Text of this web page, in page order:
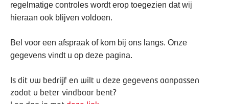
regelmatige controles wordt erop toegezien dat wij
hieraan ook blijven voldoen.
Bel voor een afspraak of kom bij ons langs. Onze
gegevens vindt u op deze pagina.
Is dit uw bedrijf en wilt u deze gegevens aanpassen
zodat u beter vindbaar bent?